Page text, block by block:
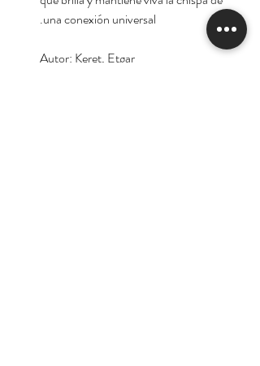
una conexión universal.
Autor: Keret, Etgar